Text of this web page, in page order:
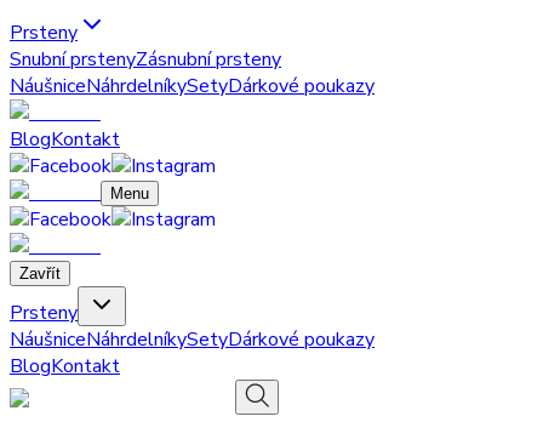
Prsteny
Snubní prstenyZásnubní prsteny
NáušniceNáhrdelníkySetyDárkové poukazy
BlogKontakt
Menu
Zavřít
Prsteny
NáušniceNáhrdelníkySetyDárkové poukazy
BlogKontakt